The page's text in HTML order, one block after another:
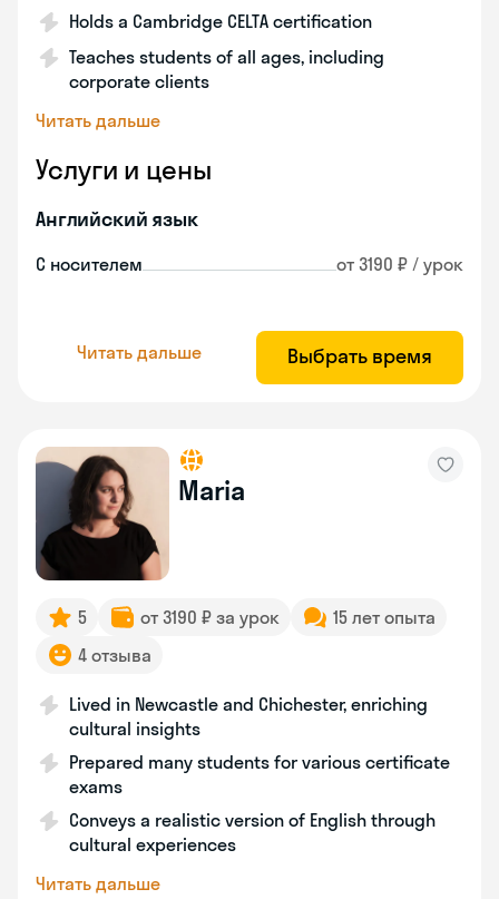
Holds a Cambridge CELTA certification
Teaches students of all ages, including
corporate clients
Читать дальше
Услуги и цены
Английский язык
С носителем от 3190 ₽ / урок
Читать дальше Выбрать время
Maria
5 от 3190 ₽ за урок
15 лет опыта
4 отзыва
Lived in Newcastle and Chichester, enriching
cultural insights
Prepared many students for various certificate
exams
Conveys a realistic version of English through
cultural experiences
Читать дальше